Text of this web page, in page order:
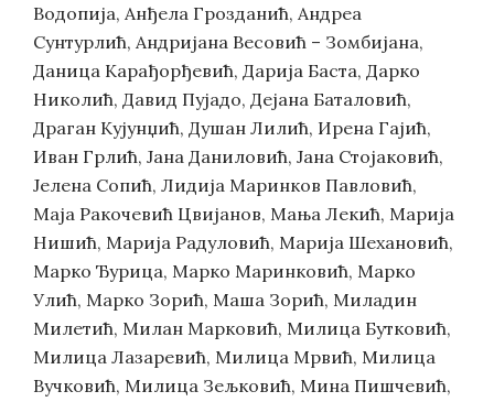
Водопија, Анђела Грозданић, Андреа
Сунтурлић, Андријана Весовић – Зомбијана,
Даница Карађорђевић, Дарија Баста, Дарко
Николић, Давид Пујадо, Дејана Баталовић,
Драган Кујунџић, Душан Лилић, Ирена Гајић,
Иван Грлић, Јана Даниловић, Јана Стојаковић,
Јелена Сопић, Лидија Маринков Павловић,
Маја Ракочевић Цвијанов, Мања Лекић, Марија
Нишић, Марија Радуловић, Марија Шехановић,
Марко Ђурица, Марко Маринковић, Марко
Улић, Марко Зорић, Маша Зорић, Миладин
Милетић, Милан Марковић, Милица Бутковић,
Милица Лазаревић, Милица Мрвић, Милица
Вучковић, Милица Зељковић, Мина Пишчевић,